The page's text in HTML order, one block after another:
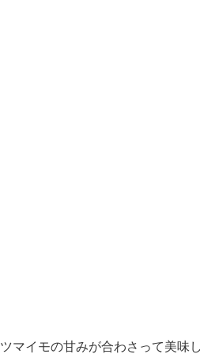
マイモの甘みが合わさって美味